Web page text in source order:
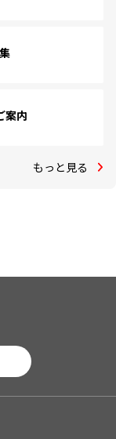
案内
もっと見る